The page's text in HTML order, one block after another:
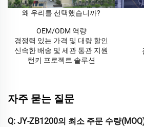
왜 우리를 선택했습니까?
OEM/ODM 역량
경쟁력 있는 가격 및 대량 할인
신속한 배송 및 세관 통관 지원
턴키 프로젝트 솔루션
자주 묻는 질문
Q: JY-ZB1200의 최소 주문 수량